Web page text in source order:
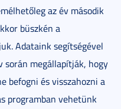
az év második
büszkén a
Adataink segítségével
során megállapítják, hogy
befogni és visszahozni a
programban vehetünk